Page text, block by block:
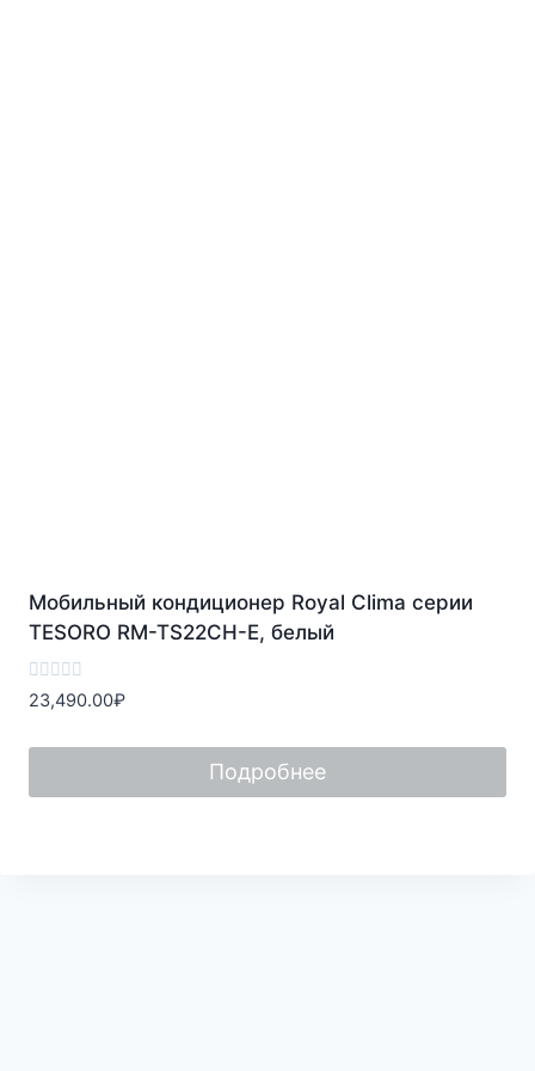
Мобильный кондиционер Royal Clima серии
TESORO RM-TS22CH-E, белый
Оценка
0
5
23,490.00₽
Подробнее